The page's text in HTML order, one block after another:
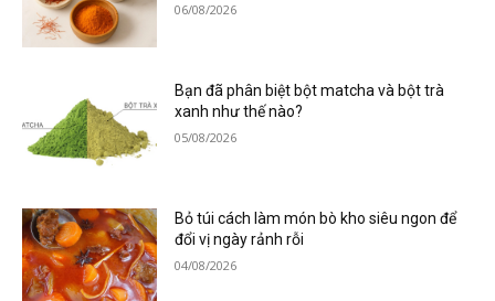
06/08/2026
Bạn đã phân biệt bột matcha và bột trà
xanh như thế nào?
05/08/2026
Bỏ túi cách làm món bò kho siêu ngon để
đổi vị ngày rảnh rỗi
04/08/2026